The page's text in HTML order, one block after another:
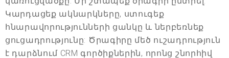
Կարդացեք ակնարկները, ստուգեք
հնարավորությունների ցանկը և ներբեռնեք
ցուցադրությունը: Ծրագիրը մեծ ուշադրություն
է դարձնում CRM գործիքներին, որոնց շնորհիվ